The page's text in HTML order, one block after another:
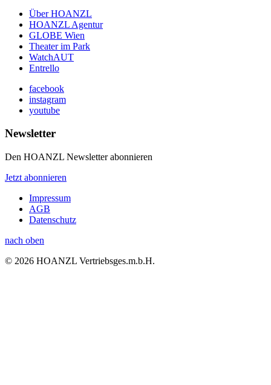
Über HOANZL
HOANZL Agentur
GLOBE Wien
Theater im Park
WatchAUT
Entrello
facebook
instagram
youtube
Newsletter
Den HOANZL Newsletter abonnieren
Jetzt abonnieren
Impressum
AGB
Datenschutz
nach oben
© 2026 HOANZL Vertriebsges.m.b.H.